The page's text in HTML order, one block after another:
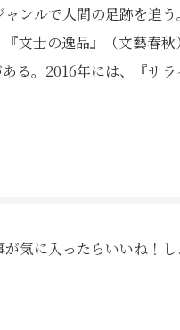
ンルで人間の足跡を追
文士の逸品』（文藝春秋
る。2016年には、『サ
が気に入ったらいいね！し